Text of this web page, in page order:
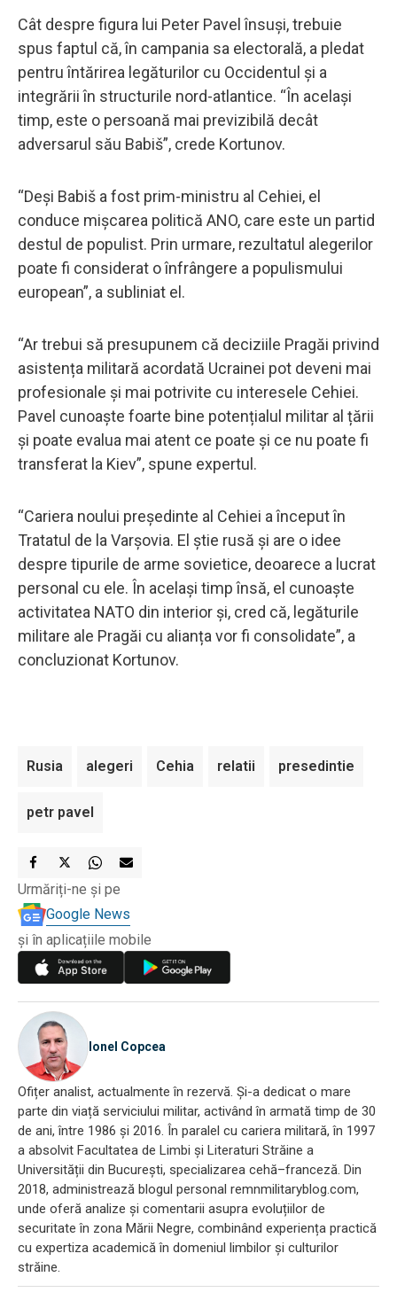
Cât despre figura lui Peter Pavel însuși, trebuie
spus faptul că, în campania sa electorală, a pledat
pentru întărirea legăturilor cu Occidentul și a
integrării în structurile nord-atlantice. “În același
timp, este o persoană mai previzibilă decât
adversarul său Babiš”, crede Kortunov.
“Deși Babiš a fost prim-ministru al Cehiei, el
conduce mișcarea politică ANO, care este un partid
destul de populist. Prin urmare, rezultatul alegerilor
poate fi considerat o înfrângere a populismului
european”, a subliniat el.
“Ar trebui să presupunem că deciziile Pragăi privind
asistența militară acordată Ucrainei pot deveni mai
profesionale și mai potrivite cu interesele Cehiei.
Pavel cunoaște foarte bine potențialul militar al țării
și poate evalua mai atent ce poate și ce nu poate fi
transferat la Kiev”, spune expertul.
“Cariera noului președinte al Cehiei a început în
Tratatul de la Varșovia. El știe rusă și are o idee
despre tipurile de arme sovietice, deoarece a lucrat
personal cu ele. În același timp însă, el cunoaște
activitatea NATO din interior și, cred că, legăturile
militare ale Pragăi cu alianța vor fi consolidate”, a
concluzionat Kortunov.
Rusia alegeri Cehia relatii presedintie
petr pavel
Urmăriți-ne și pe
Google News
și în aplicațiile mobile
Ionel Copcea
Ofițer analist, actualmente în rezervă. Și-a dedicat o mare
parte din viață serviciului militar, activând în armată timp de 30
de ani, între 1986 și 2016. În paralel cu cariera militară, în 1997
a absolvit Facultatea de Limbi și Literaturi Străine a
Universității din București, specializarea cehă–franceză. Din
2018, administrează blogul personal remnmilitaryblog.com,
unde oferă analize și comentarii asupra evoluțiilor de
securitate în zona Mării Negre, combinând experiența practică
cu expertiza academică în domeniul limbilor și culturilor
străine.